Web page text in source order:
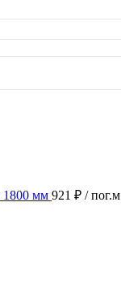
1800 мм 921 ₽ / пог.м